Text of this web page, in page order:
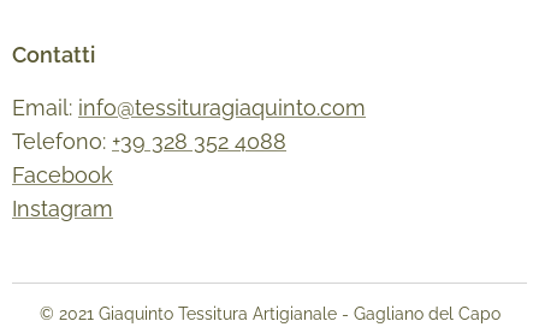
Contatti
Email: info@tessituragiaquinto.com
Telefono: +39 328 352 4088
Facebook
Instagram
© 2021 Giaquinto Tessitura Artigianale - Gagliano del Capo